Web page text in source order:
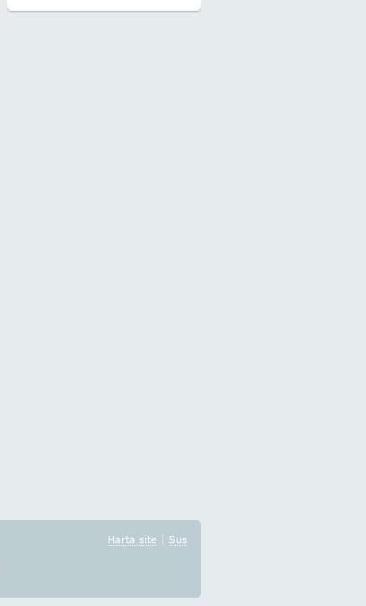
Harta site | Sus